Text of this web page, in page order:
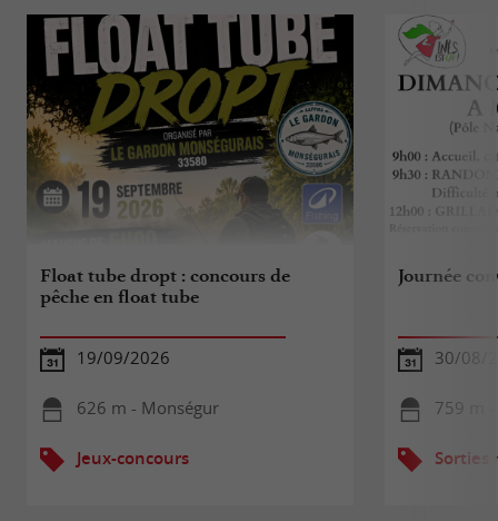
Float tube dropt : concours de
pêche en float tube
19/09/2026
626 m - Monségur
Jeux-concours
Journée
30/08/
759 m
Sorties